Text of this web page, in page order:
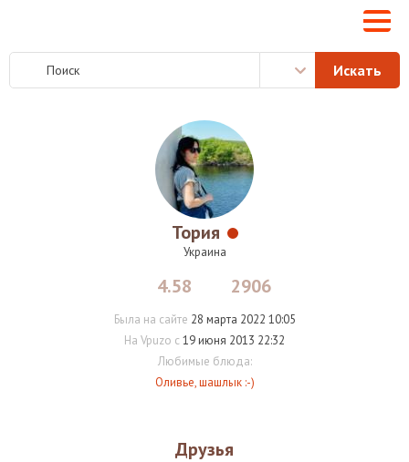
Тория
Украина
4.58 2906
Была на сайте 28 марта 2022 10:05
На Vpuzo с19 июня 2013 22:32
Любимые блюда:
Оливье, шашлык :-)
Друзья